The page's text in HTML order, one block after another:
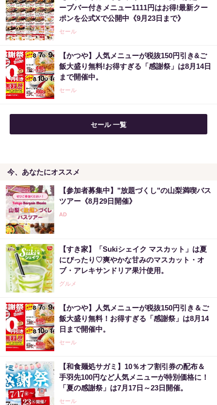
ープバー付きメニュー1111円はお得!最新クー
ポンを公式Xで公開中《9月23日まで》
セール
【かつや】人気メニューが税抜150円引き&ご
飯大盛り無料!お得すぎる「感謝祭」は8月14日
まで開催中。
セール
セール 一覧
今、あなたにオススメ
【参加者募集中】"放題づくし"の山梨満喫バス
ツアー《8月29日開催》
【すき家】「Sukiシェイク マスカット」は夏
にぴったり♡爽やかな甘みのマスカット・オ
ブ・アレキサンドリア果汁使用。
グルメ
【かつや】人気メニューが税抜150円引き＆ご
飯大盛り無料！お得すぎる「感謝祭」は8月14
日まで開催中。
セール
【和食麺処サガミ】10％オフ割引券の配布＆
手羽先100円など人気メニューが特別価格に！
「夏の感謝祭」は7月17日～23日開催。
セール